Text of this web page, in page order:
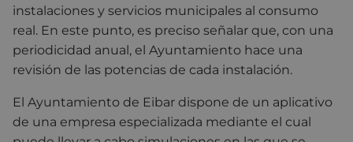
instalaciones y servicios municipales al consumo
real. En este punto, es preciso señalar que, con una
periodicidad anual, el Ayuntamiento hace una
revisión de las potencias de cada instalación.
El Ayuntamiento de Eibar dispone de un aplicativo
de una empresa especializada mediante el cual